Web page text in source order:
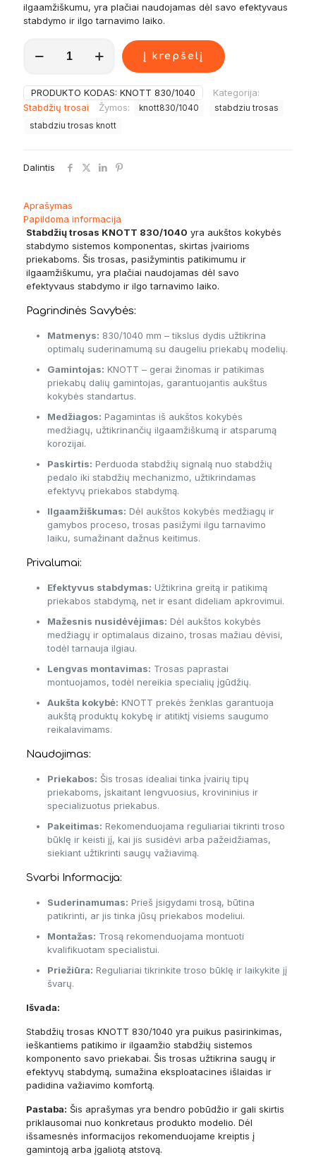
ilgaamžiškumu, yra plačiai naudojamas dėl savo efektyvaus
stabdymo ir ilgo tarnavimo laiko.
kiekis:
trosas
KNOTT
830/1040
Į krepšelį
PRODUKTO KODAS: KNOTT 830/1040
Kategorija:
Stabdžių trosai
Žymos: knott830/1040
stabdziu trosas
stabdziu trosas knott
Dalintis
Aprašymas
Papildoma informacija
Stabdžių trosas KNOTT 830/1040 yra aukštos kokybės
stabdymo sistemos komponentas, skirtas įvairioms
priekaboms. Šis trosas, pasižymintis patikimumu ir
ilgaamžiškumu, yra plačiai naudojamas dėl savo
efektyvaus stabdymo ir ilgo tarnavimo laiko.
Pagrindinės Savybės:
Matmenys: 830/1040 mm – tikslus dydis užtikrina
optimalų suderinamumą su daugeliu priekabų modelių.
Gamintojas: KNOTT – gerai žinomas ir patikimas
priekabų dalių gamintojas, garantuojantis aukštus
kokybės standartus.
Medžiagos: Pagamintas iš aukštos kokybės
medžiagų, užtikrinančių ilgaamžiškumą ir atsparumą
korozijai.
Paskirtis: Perduoda stabdžių signalą nuo stabdžių
pedalo iki stabdžių mechanizmo, užtikrindamas
efektyvų priekabos stabdymą.
Ilgaamžiškumas: Dėl aukštos kokybės medžiagų ir
gamybos proceso, trosas pasižymi ilgu tarnavimo
laiku, sumažinant dažnus keitimus.
Privalumai:
Efektyvus stabdymas: Užtikrina greitą ir patikimą
priekabos stabdymą, net ir esant dideliam apkrovimui.
Mažesnis nusidėvėjimas: Dėl aukštos kokybės
medžiagų ir optimalaus dizaino, trosas mažiau dėvisi,
todėl tarnauja ilgiau.
Lengvas montavimas: Trosas paprastai
montuojamos, todėl nereikia specialių įgūdžių.
Aukšta kokybė: KNOTT prekės ženklas garantuoja
aukštą produktų kokybę ir atitiktį visiems saugumo
reikalavimams.
Naudojimas:
Priekabos: Šis trosas idealiai tinka įvairių tipų
priekaboms, įskaitant lengvuosius, krovininius ir
specializuotus priekabus.
Pakeitimas: Rekomenduojama reguliariai tikrinti troso
būklę ir keisti jį, kai jis susidėvi arba pažeidžiamas,
siekiant užtikrinti saugų važiavimą.
Svarbi Informacija:
Suderinamumas: Prieš įsigydami trosą, būtina
patikrinti, ar jis tinka jūsų priekabos modeliui.
Montažas: Trosą rekomenduojama montuoti
kvalifikuotam specialistui.
Priežiūra: Reguliariai tikrinkite troso būklę ir laikykite jį
švarų.
Išvada:
Stabdžių trosas KNOTT 830/1040 yra puikus pasirinkimas,
ieškantiems patikimo ir ilgaamžio stabdžių sistemos
komponento savo priekabai. Šis trosas užtikrina saugų ir
efektyvų stabdymą, sumažina eksploatacines išlaidas ir
padidina važiavimo komfortą.
Pastaba: Šis aprašymas yra bendro pobūdžio ir gali skirtis
priklausomai nuo konkretaus produkto modelio. Dėl
išsamesnės informacijos rekomenduojame kreiptis į
gamintoją arba įgaliotą atstovą.